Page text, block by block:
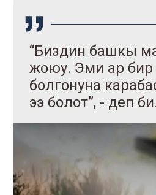
“Биздин башкы
жоюу. Эми ар бир
болгонуна
ээ болот”, - деп